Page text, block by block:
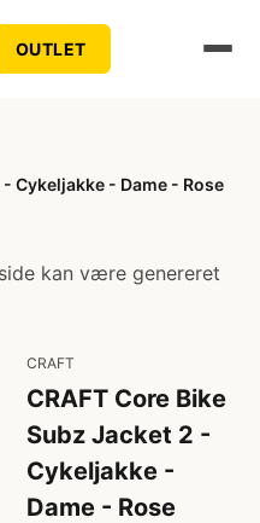
OUTLET
Cykeljakke - Dame - Rose
kan være genereret
CRAFT
CRAFT Core Bike
Subz Jacket 2 -
Cykeljakke -
Dame - Rose